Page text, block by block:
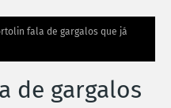
fala de gargalos que já
de gargalos